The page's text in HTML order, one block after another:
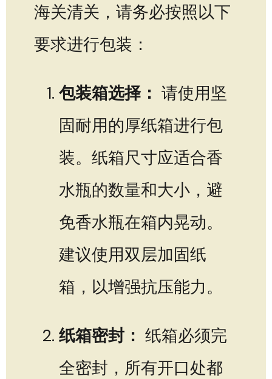
海关清关，请务必按照以下
要求进行包装：
包装箱选择： 请使用坚
固耐用的厚纸箱进行包
装。纸箱尺寸应适合香
水瓶的数量和大小，避
免香水瓶在箱内晃动。
建议使用双层加固纸
箱，以增强抗压能力。
纸箱密封： 纸箱必须完
全密封，所有开口处都